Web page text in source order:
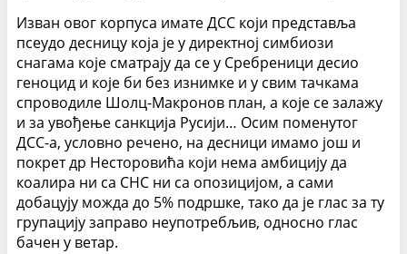
Изван овог корпуса имате ДСС који представља
псеудо десницу која је у директној симбиози
снагама које сматрају да се у Сребреници десио
геноцид и које би без изнимке и у свим тачкама
спроводиле Шолц-Макронов план, а које се залажу
и за увођење санкција Русији… Осим поменутог
ДСС-а, условно речено, на десници имамо још и
покрет др Несторовића који нема амбицију да
коалира ни са СНС ни са опозицијом, а сами
добацују можда до 5% подршке, тако да је глас за ту
групацију заправо неупотребљив, односно глас
бачен у ветар.